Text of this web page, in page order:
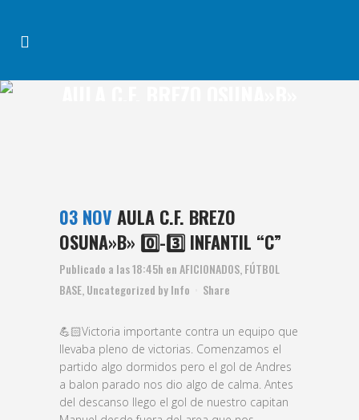
03 NOV AULA C.F. BREZO
OSUNA»B» 0️⃣-3️⃣ INFANTIL “C”
Publicado a las 18:45h enAFICIONADOS FÚTBOL
BASE Uncategorized byInfo Share
💪🏻Victoria importante contra un equipo que
llevaba pleno de victorias. Comenzamos el
partido algo dormidos pero el gol de Andres
a balon parado nos dio algo de calma. Antes
del descanso llego el gol de nuestro capitan